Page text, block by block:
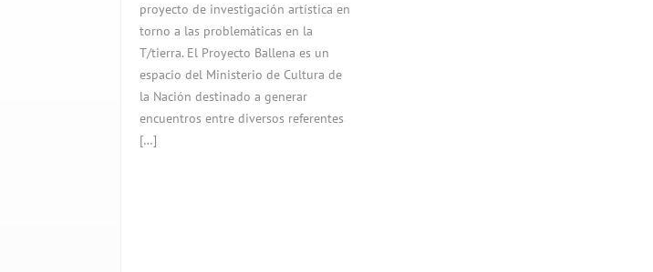
proyecto de investigación artística en
torno a las problemáticas en la
T/tierra. El Proyecto Ballena es un
espacio del Ministerio de Cultura de
la Nación destinado a generar
encuentros entre diversos referentes
[…]